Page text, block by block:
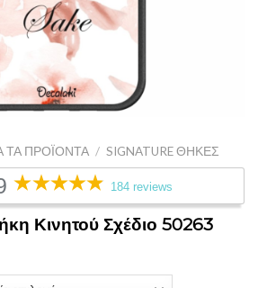
ΤΑ ΠΡΟΪΌΝΤΑ / SIGNATURE ΘΉΚΕΣ
184 reviews
Κινητού Σχέδιο 50263